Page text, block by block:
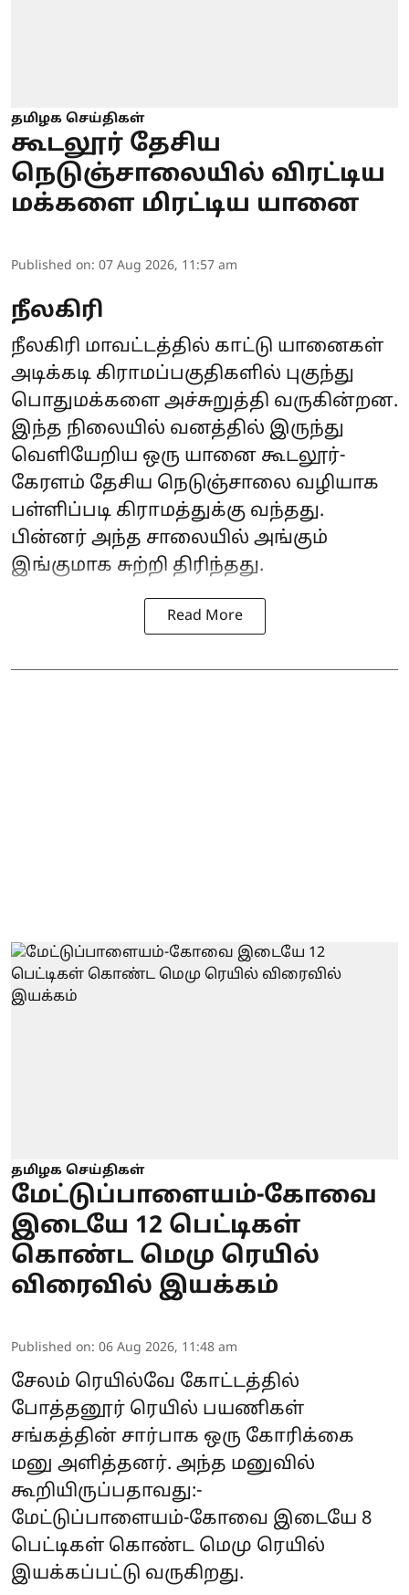
தமிழக செய்திகள்
கூடலூர் தேசிய
நெடுஞ்சாலையில் விரட்டிய
மக்களை மிரட்டிய யானை
Published on: 07 Aug 2026, 11:57 am
நீலகிரி
நீலகிரி மாவட்டத்தில் காட்டு யானைகள்
அடிக்கடி கிராமப்பகுதிகளில் புகுந்து
பொதுமக்களை அச்சுறுத்தி வருகின்றன.
இந்த நிலையில் வனத்தில் இருந்து
வெளியேறிய ஒரு யானை கூடலூர்-
கேரளம் தேசிய நெடுஞ்சாலை வழியாக
பள்ளிப்படி கிராமத்துக்கு வந்தது.
பின்னர் அந்த சாலையில் அங்கும்
இங்குமாக சுற்றி திரிந்தது.
Read More
தமிழக செய்திகள்
மேட்டுப்பாளையம்-கோவை
இடையே 12 பெட்டிகள்
கொண்ட மெமு ரெயில்
விரைவில் இயக்கம்
Published on: 06 Aug 2026, 11:48 am
சேலம் ரெயில்வே கோட்டத்தில்
போத்தனூர் ரெயில் பயணிகள்
சங்கத்தின் சார்பாக ஒரு கோரிக்கை
மனு அளித்தனர். அந்த மனுவில்
கூறியிருப்பதாவது:-
மேட்டுப்பாளையம்-கோவை இடையே 8
பெட்டிகள் கொண்ட மெமு ரெயில்
இயக்கப்பட்டு வருகிறது.